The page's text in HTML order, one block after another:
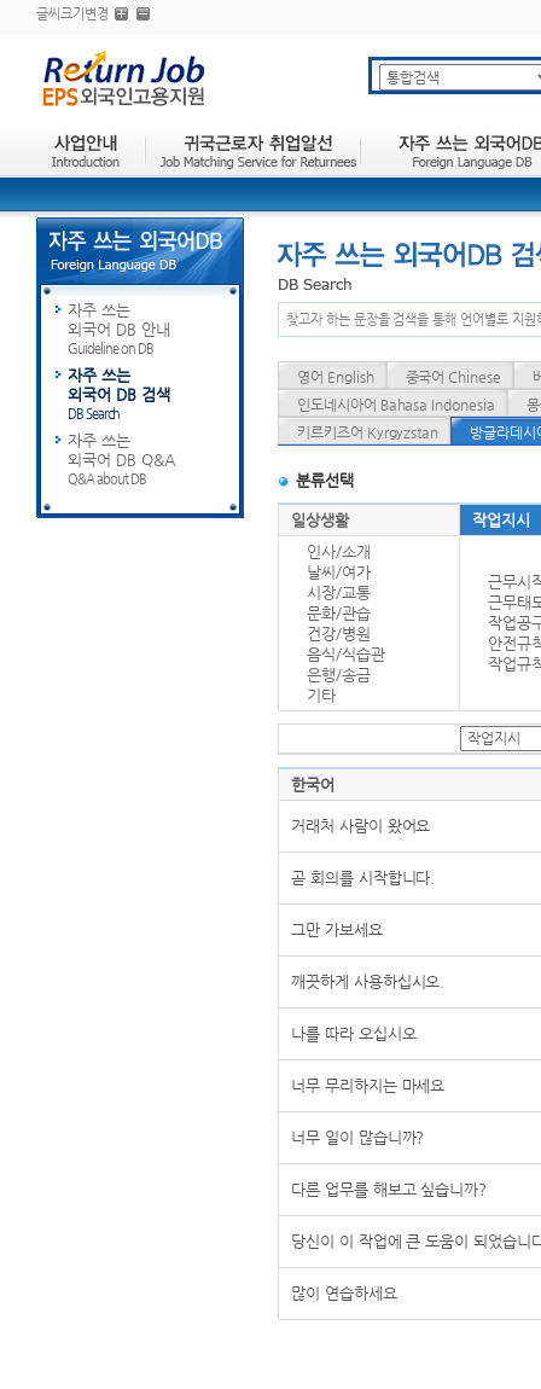
글씨크기변경
자주 쓰는
외국어 DB 안내
Guideline on DB
자주 쓰는
외국어 DB 검색
DB Search
자주 쓰는
외국어 DB Q&A
Q&A about DB
찾고자 하는 문장을 검색을 통해 언어별로 지원
영어 English 중국어 Chinese
인도네시아어 Bahasa Indonesia
키르키즈어 Kyrgyzstan
방글라데
분류선택
일상생활
작업지시
인사/소개
날씨/여가
시장/교통
문화/관습
건강/병원
음식/식습관
은행/송금
기타
근무시
근무태
작업공
안전규
작업규
한국어
거래처 사람이 왔어요
곧 회의를 시작합니다.
그만 가보세요
깨끗하게 사용하십시오.
나를 따라 오십시오
너무 무리하지는 마세요
너무 일이 많습니까?
다른 업무를 해보고 싶습니까?
당신이 이 작업에 큰 도움이 되었습니
많이 연습하세요